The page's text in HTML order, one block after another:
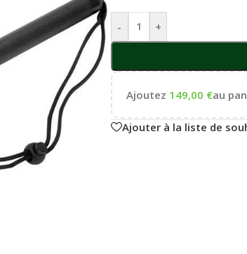
- +
Ajoutez 149,00 €au
Ajouter à la liste de